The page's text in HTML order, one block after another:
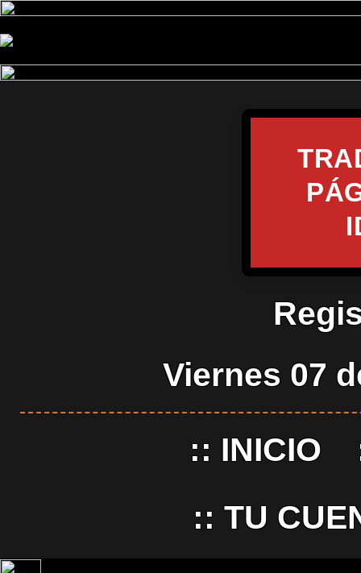
Viernes 07
:: INICIO
:: TU